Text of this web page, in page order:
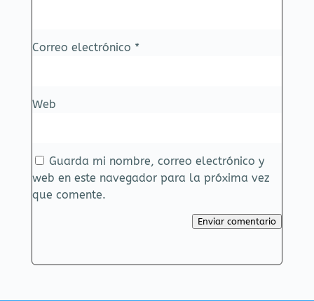
Correo electrónico *
Web
Guarda mi nombre, correo electrónico y
web en este navegador para la próxima vez
que comente.
Enviar comentario